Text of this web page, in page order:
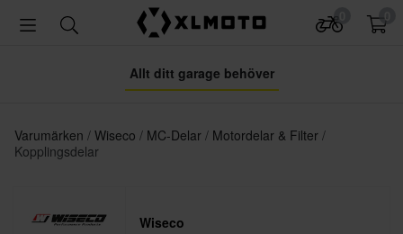
Allt ditt garage behöver
Varumärken Wiseco MC-Delar
Motordelar & Filter
Kopplingsdelar
Wiseco